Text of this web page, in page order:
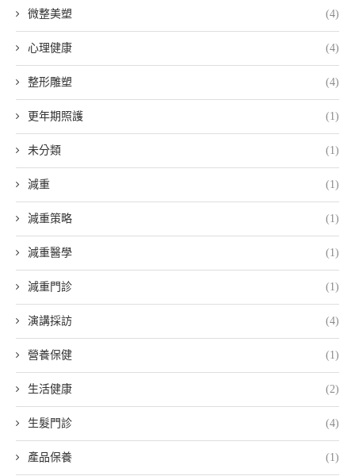
微整美塑 (4)
心理健康 (4)
整形雕塑 (4)
更年期照護 (1)
未分類 (1)
減重 (1)
減重策略 (1)
減重醫學 (1)
減重門診 (1)
演講採訪 (4)
營養保健 (1)
生活健康 (2)
生髮門診 (4)
產品保養 (1)